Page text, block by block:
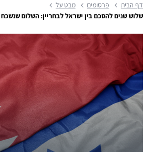
דף הבית פרסומים
מבט על
שלוש שנים להסכם בין ישראל לבחריין: השלום שנשכח